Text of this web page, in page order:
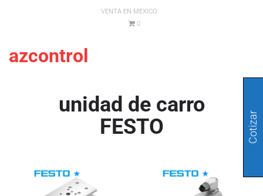
VENTA EN MEXICO
0
azcontrol
unidad de carro
FESTO
Cotizar